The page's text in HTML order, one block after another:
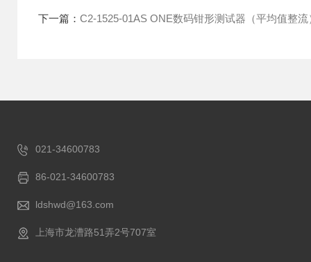
下一篇： C2-1525-01AS ONE数码钳形测试器（平均值整流
021-34600783
86-021-34600783
ldshwd@163.com
上海市龙漕路51弄2号707室